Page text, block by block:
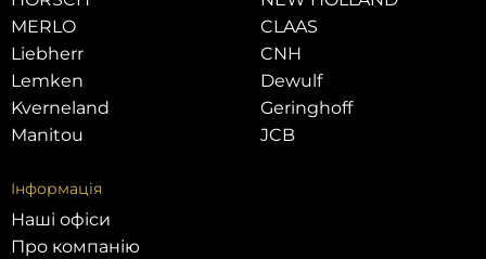
MERLO
Liebherr
Lemken
Kverneland
Manitou
CLAAS
CNH
Dewulf
Geringhoff
JCB
Інформація
Наші офіси
Про компанію